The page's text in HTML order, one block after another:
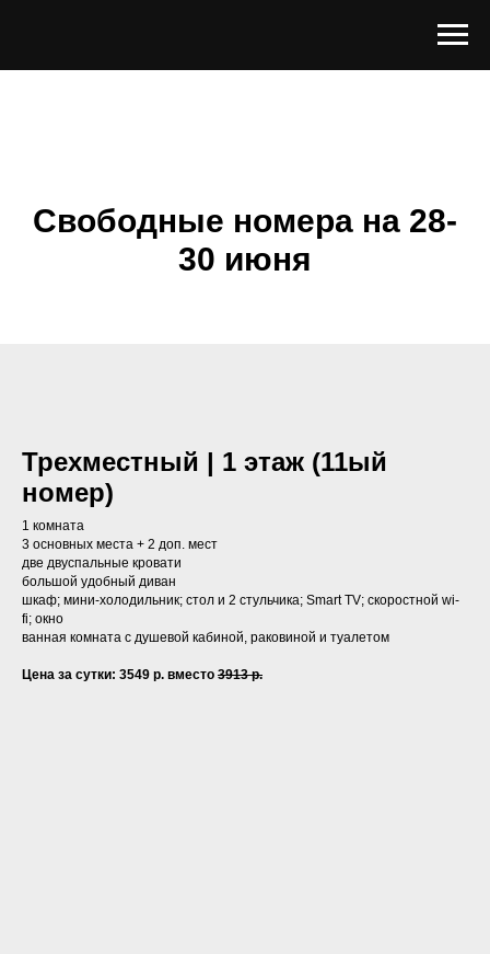
Свободные номера на 28-
30 июня
Трехместный | 1 этаж (11ый
номер)
1 комната
3 основных места + 2 доп. мест
две двуспальные кровати
большой удобный диван
шкаф; мини-холодильник; стол и 2 стульчика; Smart TV; скоростной wi-
fi; окно
ванная комната с душевой кабиной, раковиной и туалетом
Цена за сутки: 3549 р. вместо 3913 р.